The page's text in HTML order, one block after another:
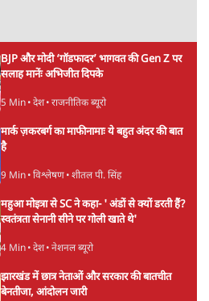
BJP और मोदी ‘गॉडफादर’ भागवत की Gen Z पर
सलाह मानेंः अभिजीत दिपके
5 Min• देश• राजनीतिक ब्यूरो
मार्क ज़करबर्ग का माफीनामाः ये बहुत अंदर की बात
है
9 Min• विश्लेषण• शीतल पी. सिंह
महुआ मोइत्रा से SC ने कहा- ' अंडों से क्यों डरती हैं?
स्वतंत्रता सेनानी सीने पर गोली खाते थे'
4 Min• देश• नेशनल ब्यूरो
झारखंड में छात्र नेताओं और सरकार की बातचीत
बेनतीजा, आंदोलन जारी